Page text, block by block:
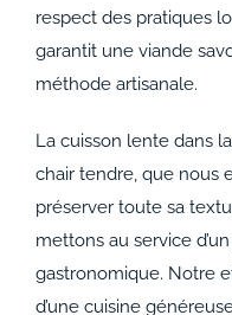
respect des pratiques
garantit une viande
méthode artisanale.
La cuisson lente dans
chair tendre, que nous
préserver toute sa
mettons au service
gastronomique. Notre
d’une cuisine